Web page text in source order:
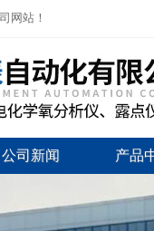
网站！
公司新闻 产品